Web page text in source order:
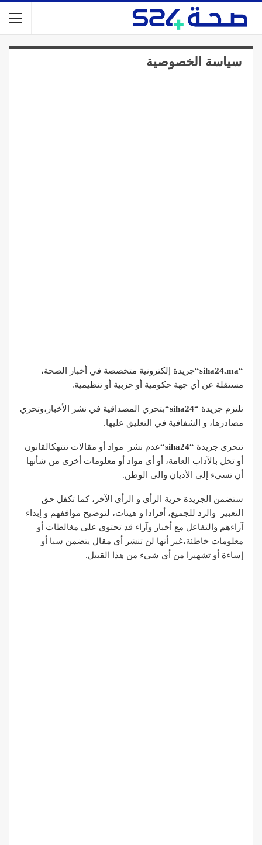
سياسة الخصوصية
“
siha24.ma
“جريدة إلكترونية متخصصة في أخبار الصحة،
مستقلة عن أي جهة حكومية أو حزبية أو تنظيمية.
تلتزم جريدة “
siha24
“بتحري المصداقية في نشر الأخبار،وتحري
مصادرها، و الشفافية في التعليق عليها.
تتحرى جريدة “
siha24
“عدم نشر مواد أو مقالات تنتهكالقانون
أو تخل بالآداب العامة، أو أي مواد أو معلومات أخرى من شأنها
أن تسيء إلى الأديان والى الوطن.
ستضمن الجريدة حرية الرأي و الرأي الآخر، كما تكفل حق
التعبير والرد للجميع، أفرادا و هيئات، لتوضيح مواقفهم و إبداء
آراءهم والتفاعل مع أخبار وآراء قد تحتوي على مغالطات أو
معلومات خاطئة،غير أنها لن تنشر أي مقال يتضمن سبا أو
إساءة أو تشهيرا من أي شيء من هذا القبيل.